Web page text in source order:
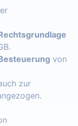
von
zur